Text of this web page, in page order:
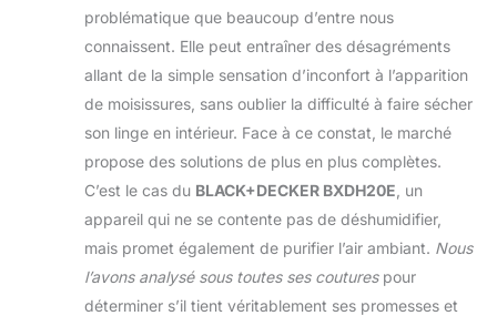
problématique que beaucoup d’entre nous
connaissent. Elle peut entraîner des désagréments
allant de la simple sensation d’inconfort à l’apparition
de moisissures, sans oublier la difficulté à faire sécher
son linge en intérieur. Face à ce constat, le marché
propose des solutions de plus en plus complètes.
C’est le cas du BLACK+DECKER BXDH20E , un
appareil qui ne se contente pas de déshumidifier,
mais promet également de purifier l’air ambiant. Nous
l’avons analysé sous toutes ses couturespour
déterminer s’il tient véritablement ses promesses et